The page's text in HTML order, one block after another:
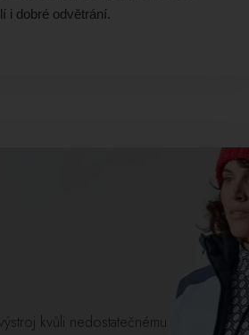
i dobré odvětrání.
kvůli nedostatečnému